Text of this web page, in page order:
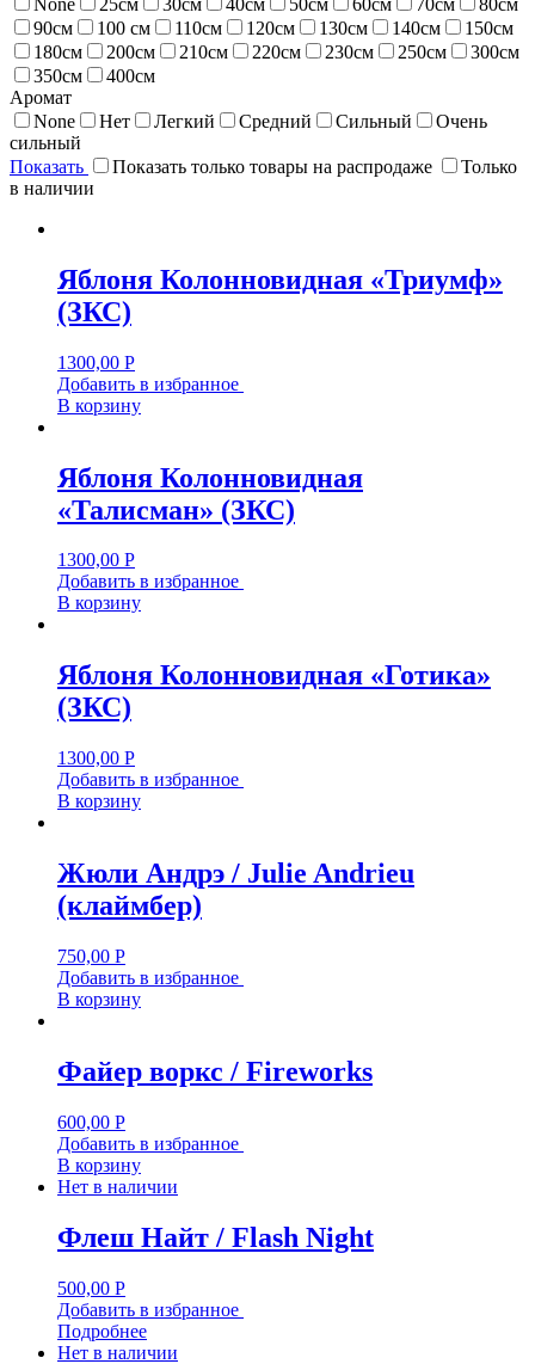
90см
100 см 110см 120см 130см 140см
150см
180см
200см 210см 220см 230см 250см
300см
350см
400см
Аромат
None
Нет Легкий Средний Сильный
Очень
сильный
Показать
Показать только товары на распродаже
Только
в наличии
Яблоня Колонновидная «Триумф»
(ЗКС)
1300,00 Р
Добавить в избранное
В корзину
Яблоня Колонновидная
«Талисман» (ЗКС)
1300,00 Р
Добавить в избранное
В корзину
Яблоня Колонновидная «Готика»
(ЗКС)
1300,00 Р
Добавить в избранное
В корзину
Жюли Андрэ / Julie Andrieu
(клаймбер)
750,00 Р
Добавить в избранное
В корзину
Файер воркс / Fireworks
600,00 Р
Добавить в избранное
В корзину
Нет в наличии
Флеш Найт / Flash Night
500,00 Р
Добавить в избранное
Подробнее
Нет в наличии